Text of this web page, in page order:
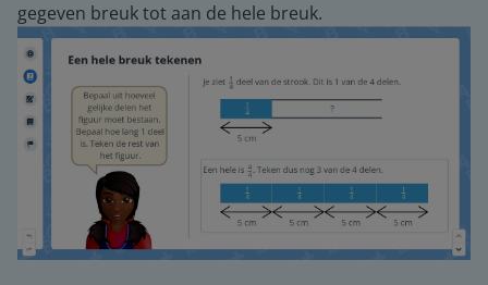
gegeven breuk tot aan de hele breuk.